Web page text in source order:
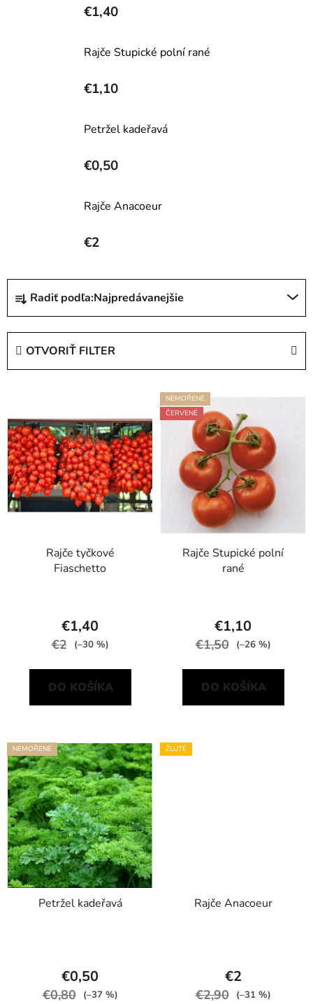
€1,40
Rajče Stupické polní rané
€1,10
Petržel kadeřavá
€0,50
Rajče Anacoeur
€2
R
d
p
r
o
d
u
k
Radiť podľa:Najpredávanejšie
OTVORIŤ FILTER
p
i
s
p
r
Rajče tyčkové
Fiaschetto
€1,40
€2 (–30 %)
DO KOŠÍKA
NEMOŘENÉ
ČERVENÉ
Rajče Stupické polní
rané
€1,10
€1,50 (–26 %)
DO KOŠÍKA
NEMOŘENÉ
Petržel kadeřavá
€0,50
€0,80 (–37 %)
ŽLUTÉ
Rajče Anacoeur
€2
€2,90 (–31 %)